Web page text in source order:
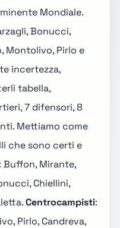
Mondiale.
Bonucci,
Montolivo, Pirlo e
incertezza,
tabella,
7 difensori, 8
Mettiamo come
che sono certi e
: Buffon, Mirante,
Chiellini,
Centrocampisti:
Pirlo, Candreva,